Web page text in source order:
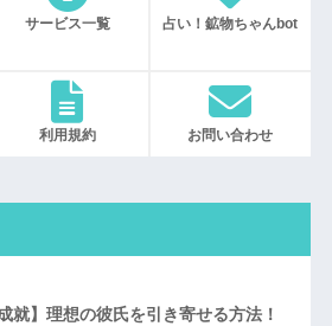
サービス一覧 占い！鉱物ちゃんbot
利用規約 お問い合わせ
就】理想の彼氏を引き寄せる方法！